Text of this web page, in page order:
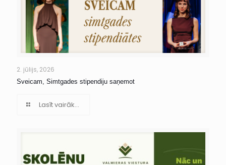
2. jūlijs, 2026
Sveicam, Simtgades stipendiju saņemot
Lasīt vairāk...